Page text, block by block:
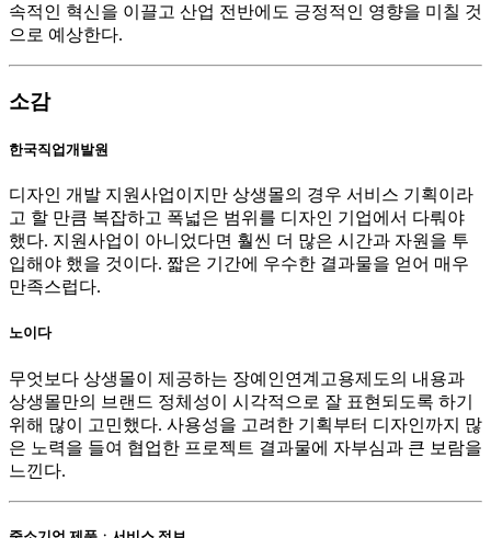
속적인 혁신을 이끌고 산업 전반에도 긍정적인 영향을 미칠 것
으로 예상한다.
소감
한국직업개발원
디자인 개발 지원사업이지만 상생몰의 경우 서비스 기획이라
고 할 만큼 복잡하고 폭넓은 범위를 디자인 기업에서 다뤄야
했다. 지원사업이 아니었다면 훨씬 더 많은 시간과 자원을 투
입해야 했을 것이다. 짧은 기간에 우수한 결과물을 얻어 매우
만족스럽다.
노이다
무엇보다 상생몰이 제공하는 장예인연계고용제도의 내용과
상생몰만의 브랜드 정체성이 시각적으로 잘 표현되도록 하기
위해 많이 고민했다. 사용성을 고려한 기획부터 디자인까지 많
은 노력을 들여 협업한 프로젝트 결과물에 자부심과 큰 보람을
느낀다.